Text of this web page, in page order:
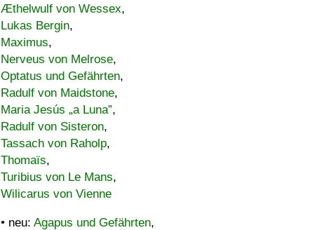
Æthelwulf von Wessex,
Lukas Bergin,
Maximus,
Nerveus von Melrose,
Optatus und Gefährten,
Radulf von Maidstone,
Maria Jesús „a Luna”,
Radulf von Sisteron,
Tassach von Raholp,
Thomaïs,
Turibius von Le Mans,
Wilicarus von Vienne
• neu: Agapus und Gefährten,